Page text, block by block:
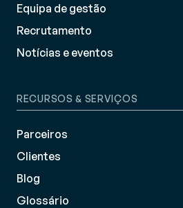
Equipa de gestão
Recrutamento
Notícias e eventos
RECURSOS & SERVIÇOS
Parceiros
Clientes
Blog
Glossário